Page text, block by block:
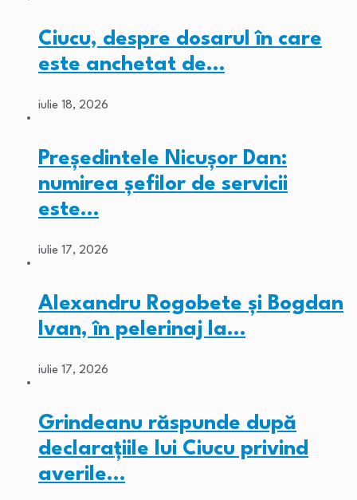
Ciucu, despre dosarul în care
este anchetat de…
iulie 18, 2026
Președintele Nicușor Dan:
numirea șefilor de servicii
este…
iulie 17, 2026
Alexandru Rogobete și Bogdan
Ivan, în pelerinaj la…
iulie 17, 2026
Grindeanu răspunde după
declarațiile lui Ciucu privind
averile…